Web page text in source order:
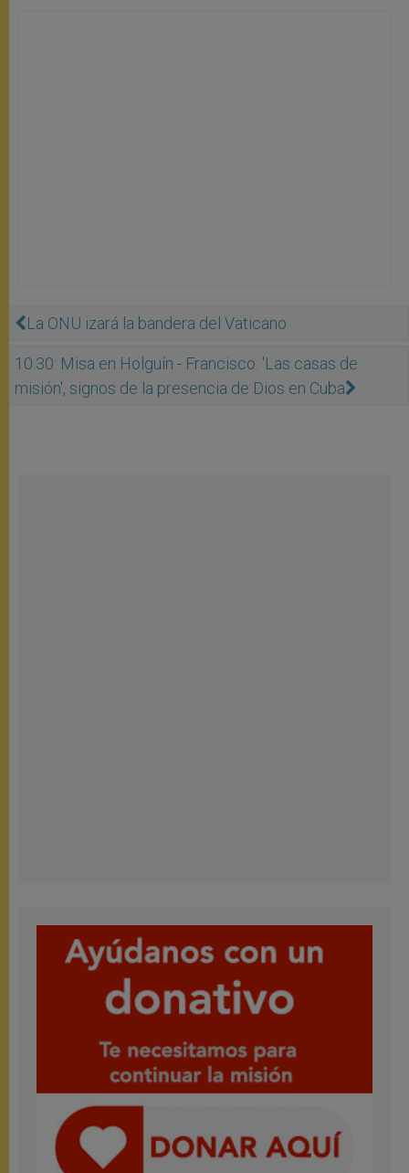
La ONU izará la bandera del Vaticano
10.30: Misa en Holguín - Francisco: 'Las casas de
misión', signos de la presencia de Dios en Cuba